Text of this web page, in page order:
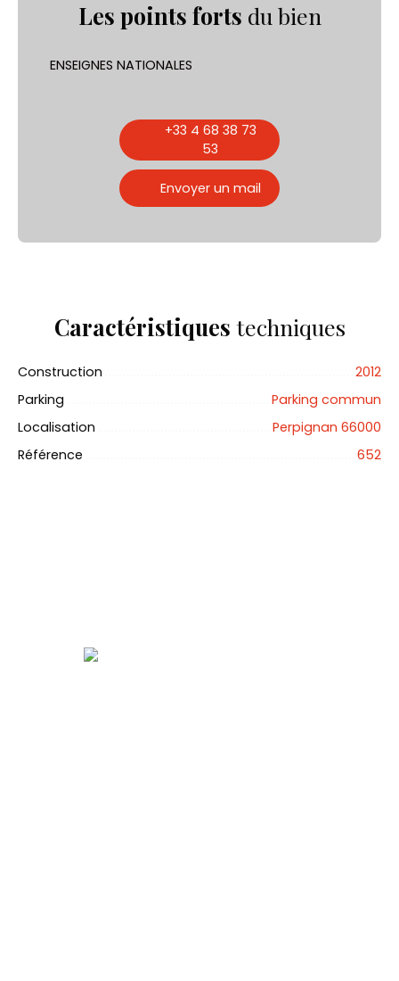
Les points forts du bien
ENSEIGNES NATIONALES
+33 4 68 38 73
53
Envoyer un mail
Caractéristiques techniques
Construction
2012
Parking
Parking commun
Localisation
Perpignan 66000
Référence
652